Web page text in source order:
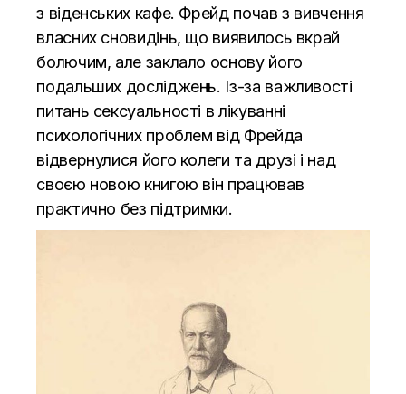
з віденських кафе. Фрейд почав з вивчення
власних сновидінь, що виявилось вкрай
болючим, але заклало основу його
подальших досліджень. Із-за важливості
питань сексуальності в лікуванні
психологічних проблем від Фрейда
відвернулися його колеги та друзі і над
своєю новою книгою він працював
практично без підтримки.